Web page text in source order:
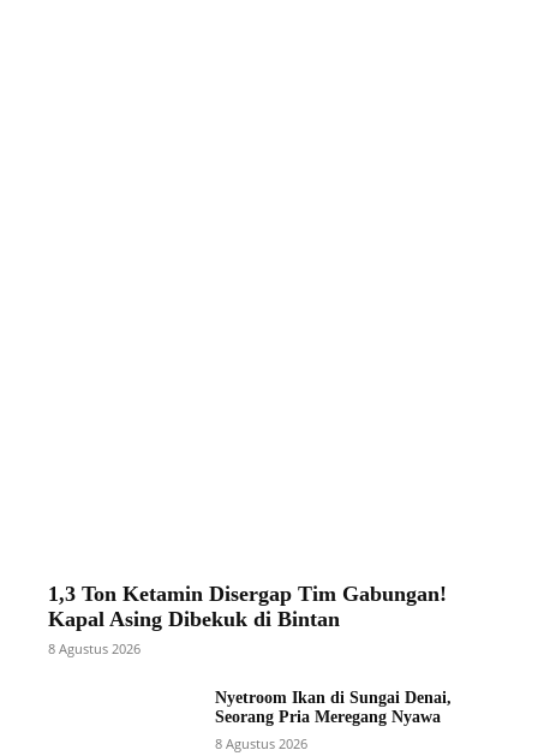
1,3 Ton Ketamin Disergap Tim Gabungan!
Kapal Asing Dibekuk di Bintan
8 Agustus 2026
Nyetroom Ikan di Sungai Denai,
Seorang Pria Meregang Nyawa
8 Agustus 2026